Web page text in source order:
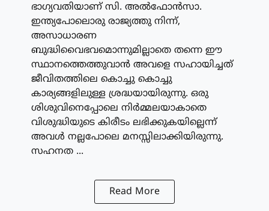
ഭാഗ്യവതിയാണ് സി. അല്‍ഫോന്‍സാ.
ഇന്ത്യപോലൊരു രാജ്യത്തു നിന്ന്,
അസാധാരണ
ബുദ്ധിവൈഭവമൊന്നുമില്ലാതെ തന്നെ ഈ
സ്ഥാനത്തെത്തുവാന്‍ അവളെ സഹായിച്ചത്
ജീവിതത്തിലെ കൊച്ചു കൊച്ചു
കാര്യങ്ങളിലുള്ള ശ്രദ്ധയായിരുന്നു. ഒരു
ശിശുവിനെപ്പോലെ നിര്‍മ്മലയാകാതെ
വിശുദ്ധിയുടെ കിരീടം ലഭിക്കുകയില്ലെന്ന്
അവള്‍ നല്ലപോലെ മനസ്സിലാക്കിയിരുന്നു.
സഹനത ...
Read More